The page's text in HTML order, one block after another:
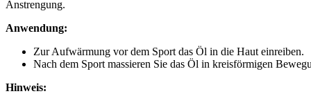
Anstrengung.
Anwendung:
Zur Aufwärmung vor dem Sport das Öl in die Haut einreiben.
Nach dem Sport massieren Sie das Öl in kreisförmigen
Hinweis: